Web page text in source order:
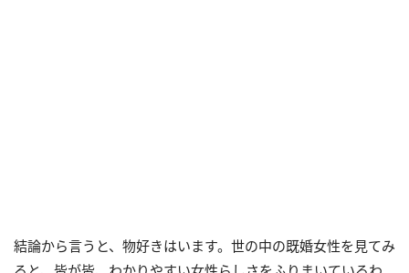
結論から言うと、物好きはいます。世の中の既婚女性を見てみ